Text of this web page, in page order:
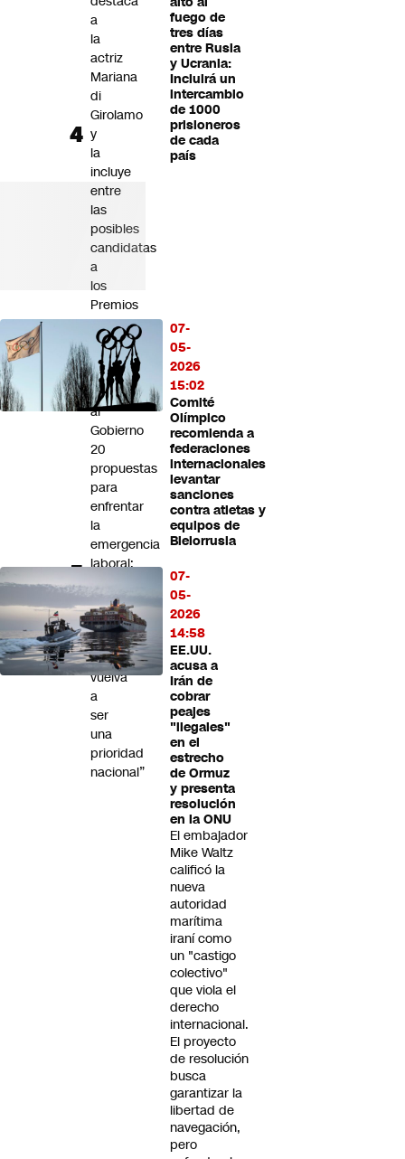
fuego de
tres días
entre Rusia
y Ucrania:
Incluirá un
intercambio
de 1000
prisioneros
de cada
país
07-
05-
2026
15:02
Comité
Olímpico
recomienda a
federaciones
internacionales
levantar
sanciones
contra atletas y
equipos de
Bielorrusia
07-
05-
2026
14:58
EE.UU.
acusa a
Irán de
cobrar
peajes
"ilegales"
en el
estrecho
de Ormuz
y presenta
resolución
en la ONU
El embajador
Mike Waltz
calificó la
nueva
autoridad
marítima
iraní como
un "castigo
colectivo"
que viola el
derecho
internacional.
El proyecto
de resolución
busca
garantizar la
libertad de
navegación,
pero
a
la
actriz
Mariana
di
Girolamo
y
la
incluye
entre
las
posibles
candidatas
a
los
Premios
Oscar
2027
UDI
entrega
al
Gobierno
20
propuestas
para
enfrentar
la
emergencia
laboral:
que
recuperar
el
trabajo
vuelva
a
ser
una
prioridad
nacional”